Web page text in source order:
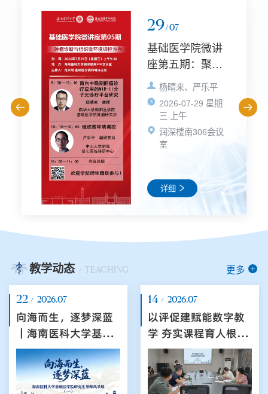
29/ 07
基础医学院微讲
座第五期：聚焦
肿瘤诊疗与组织
微环境调控
杨晴来、严乐平
2026-07-29 星期
三 上午
润深楼南306会议
室
详细
教学动态 TEACHING 更多
22 2026.07
向海而生，逐梦深蓝
｜海南医科大学基础
医学院研究生导师风
采展（一）
14 2026.07
以评促建赋能数字教
学 夯实课程育人根基
——基础医学院顺利开
展教务立项智慧课程
建设规划答辩评审